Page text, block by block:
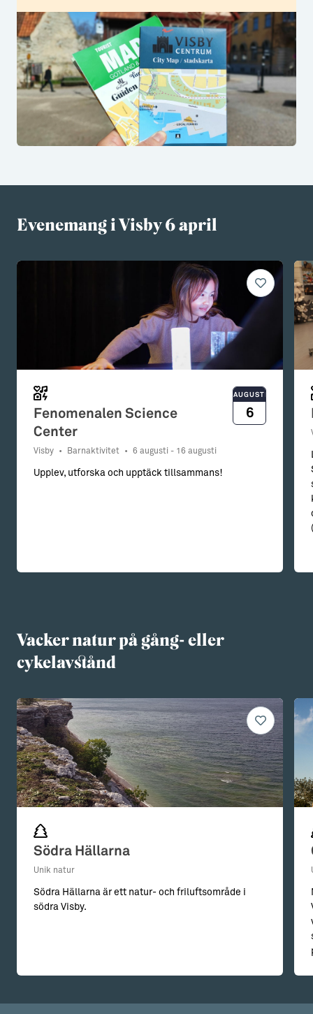
Evenemang i Visby 6 april
Fenomenalen Science
Center
Visby • Barnaktivitet • 6 augusti - 16 augusti
AUGUSTI
6
Upplev, utforska och upptäck tillsammans!
Vacker natur på gång- eller
cykelavstånd
Södra Hällarna
Unik natur
Södra Hällarna är ett natur- och friluftsområde i
södra Visby.